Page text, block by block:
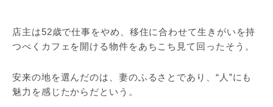
店主は52歳で仕事をやめ、移住に合わせて生きがいを持
つべくカフェを開ける物件をあちこち見て回ったそう。
安来の地を選んだのは、妻のふるさとであり、“人”にも
魅力を感じたからだという。